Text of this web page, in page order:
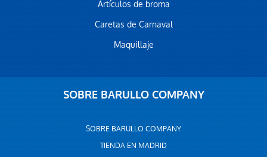
Artículos de broma
Caretas de Carnaval
Maquillaje
SOBRE BARULLO COMPANY
SOBRE BARULLO COMPANY
TIENDA EN MADRID